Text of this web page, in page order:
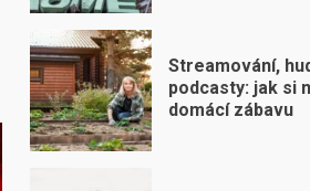
Streamování,
podcasty: jak si
domácí zábavu